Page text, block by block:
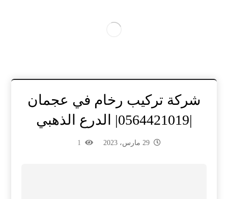
شركة تركيب رخام في عجمان
|0564421019| الدرع الذهبي
29 مارس، 2023 1